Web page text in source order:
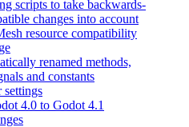
scripts to take backwards-
changes into account
resource compatibility
renamed methods,
and constants
settings
4.0 to Godot 4.1